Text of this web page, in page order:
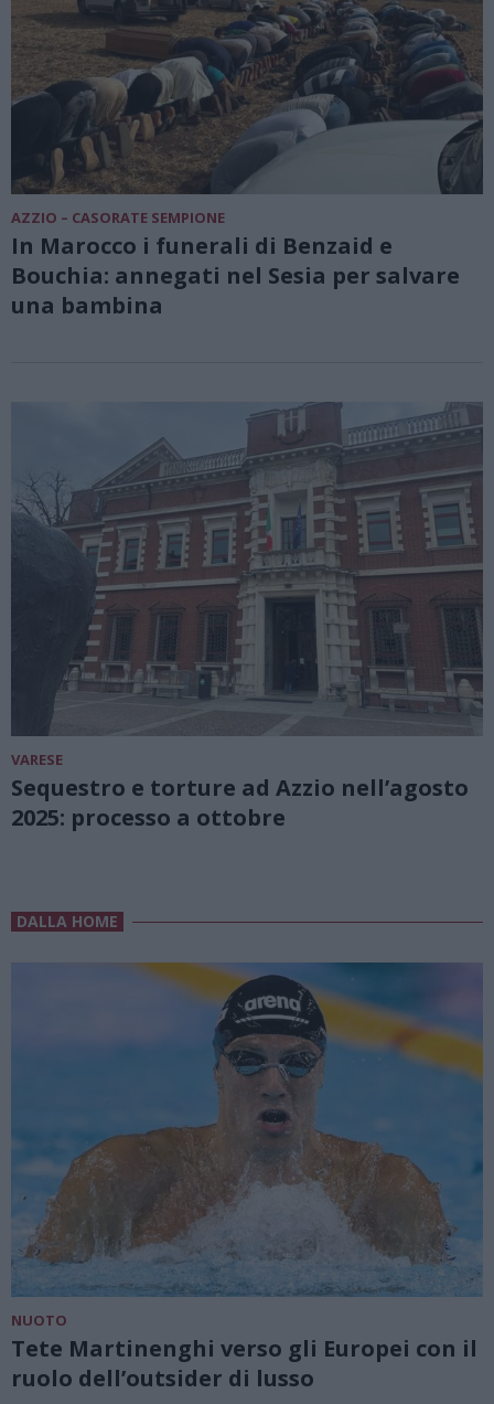
AZZIO – CASORATE SEMPIONE
In Marocco i funerali di Benzaid e
Bouchia: annegati nel Sesia per salvare
una bambina
VARESE
Sequestro e torture ad Azzio nell’agosto
2025: processo a ottobre
DALLA HOME
NUOTO
Tete Martinenghi verso gli Europei con il
ruolo dell’outsider di lusso